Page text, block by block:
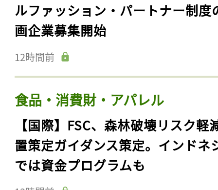
ルファッション・パートナー制度
画企業募集開始
12時間前
食品・消費財・アパレル
【国際】FSC、森林破壊リスク軽
置策定ガイダンス策定。インドネ
では資金プログラムも